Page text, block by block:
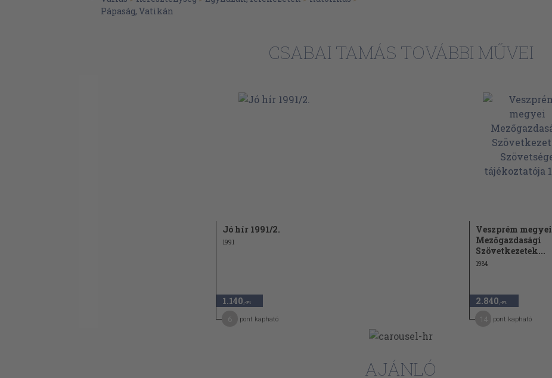
Harmadik fejezet
41
mentségkeresését utasítja el, miszerint a katolikus
miszerint a katolikus egyház mindig is a tudomány és
Pápaság, Vatikán
CSABAI TAMÁS TOVÁBBI MŰVEI
Jó hír 1991/2.
1991
1.140 ,-Ft
pont kapható
Veszprém megyei
Mezőgazdasági
Szövetkezetek...
1984
2.840 ,-Ft
pont kapható
AJÁNLÓ